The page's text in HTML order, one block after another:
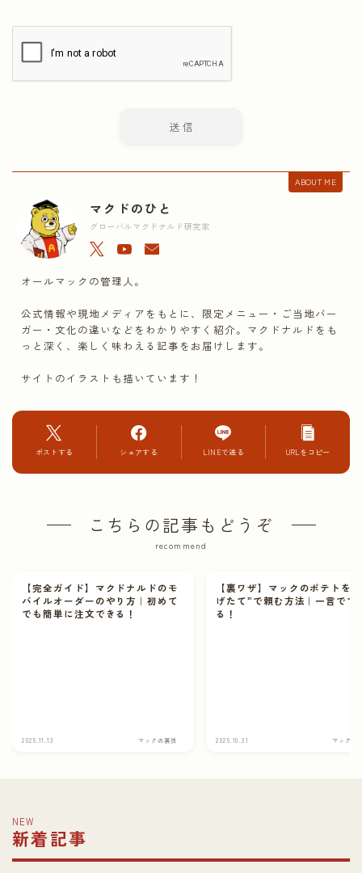
ABOUT ME
マクドのひと
グローバルマクドナルド研究家
オールマックの管理人。
公式情報や現地メディアをもとに、限定メニュー・ご当地バー
ガー・文化の違いなどをわかりやすく紹介。マクドナルドをも
っと深く、楽しく味わえる記事をお届けします。
サイトのイラストも描いています！
ポストする シェアする LINEで送る URLをコピー
こちらの記事もどうぞ
recommend
【完全ガイド】マクドナルドのモ
バイルオーダーのやり方｜初めて
でも簡単に注文できる！
2025.11.13 マックの裏技
【裏ワザ】マックのポテトを“
げたて”で頼む方法｜一言でで
る！
2025.10.31 マックの
NEW
新着記事